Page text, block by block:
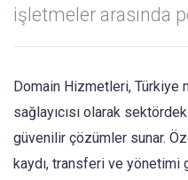
işletmeler arasında
Domain Hizmetleri, Türkiye
sağlayıcısı olarak
güvenilir çözümler sunar.
kaydı, transferi ve